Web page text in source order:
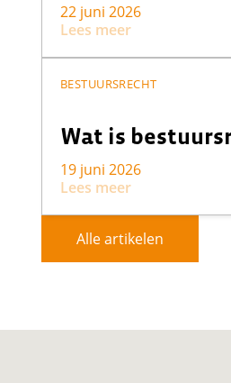
22 juni 2026
Lees meer
BESTUURSRECHT
Wat is
19 juni 2026
Lees meer
Alle artikelen